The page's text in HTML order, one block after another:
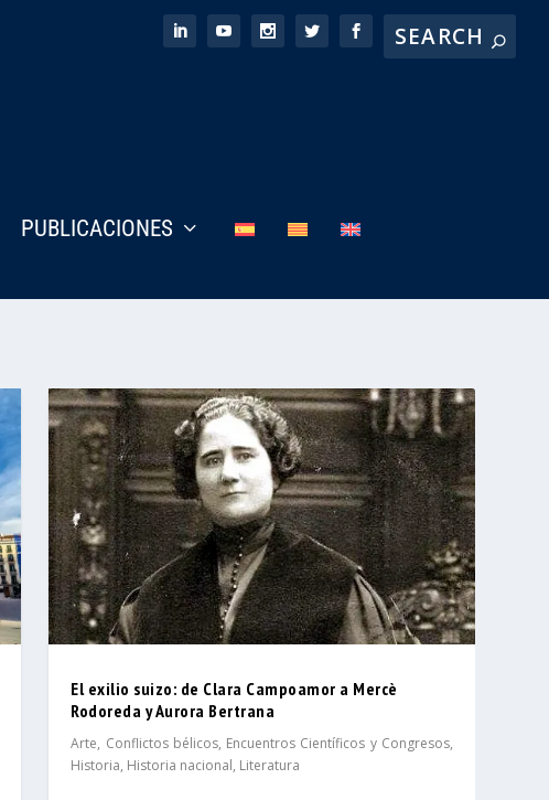
PUBLICACIONES
El exilio suizo: de Clara Campoamor a Mercè
Rodoreda y Aurora Bertrana
Arte, Conflictos bélicos, Encuentros Científicos y Congresos,
Historia, Historia nacional, Literatura